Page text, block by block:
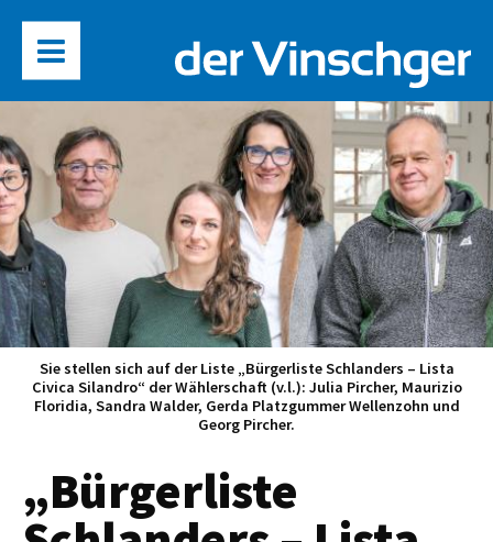
Sie stellen sich auf der Liste „Bürgerliste Schlanders – Lista
Civica Silandro“ der Wählerschaft (v.l.): Julia Pircher, Maurizio
Floridia, Sandra Walder, Gerda Platzgummer Wellenzohn und
Georg Pircher.
„Bürgerliste